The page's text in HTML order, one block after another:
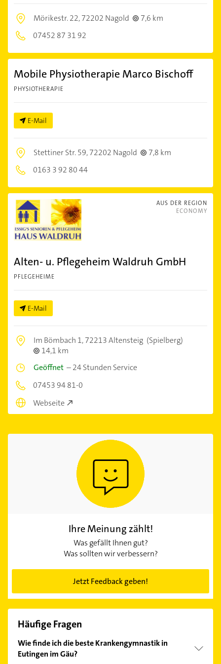
Mörikestr. 22,72202 Nagold
7,6 km
07452 87 31 92
Mobile Physiotherapie Marco Bischoff
PHYSIOTHERAPIE
E-Mail
Stettiner Str. 59,72202 Nagold
7,8 km
0163 3 92 80 44
AUS DER REGION
ECONOMY
Alten- u. Pflegeheim Waldruh GmbH
PFLEGEHEIME
E-Mail
Im Bömbach 1,72213 Altensteig (Spielberg)
14,1 km
Geöffnet –24 Stunden Service
07453 94 81-0
Webseite
Ihre Meinung zählt!
Was gefällt Ihnen gut?
Was sollten wir verbessern?
Jetzt Feedback geben!
Häufige Fragen
Wie finde ich die beste Krankengymnastik in
Eutingen im Gäu?